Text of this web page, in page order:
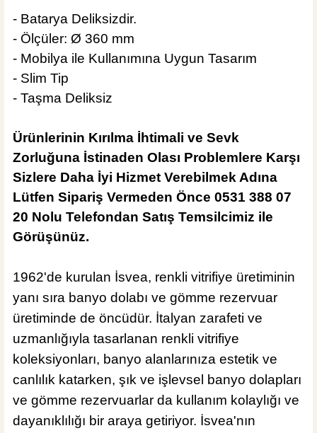
Creavit Banyo
Creavit Sharp Mat Siyah Çanak Lavabo Bataryası
6.831,00 TL
Sepete Ekle
KARGO BEDAVA
Hansgrohe
Hansgrohe Focus 230 Yüksek Lavabo Bataryası
20.000,40 TL %40
12.000,24 TL
Sepete Ekle
ÜRÜN TÜKENDİ
KARGO BEDAVA
Creavit Banyo
Creavit Sharp Krom Çanak Lavabo Bataryası SR6500
- Batarya Deliksizdir.
- Ölçüler: Ø 360 mm
- Mobilya ile Kullanımına Uygun Tasarım
- Slim Tip
- Taşma Deliksiz
Ürünlerinin Kırılma İhtimali ve Sevk
Zorluğuna İstinaden Olası Problemlere Karşı
Sizlere Daha İyi Hizmet Verebilmek Adına
Lütfen Sipariş Vermeden Önce 0531 388 07
20 Nolu Telefondan Satış Temsilcimiz ile
Görüşünüz.
1962'de kurulan İsvea, renkli vitrifiye üretiminin
yanı sıra banyo dolabı ve gömme rezervuar
üretiminde de öncüdür. İtalyan zarafeti ve
uzmanlığıyla tasarlanan renkli vitrifiye
koleksiyonları, banyo alanlarınıza estetik ve
canlılık katarken, şık ve işlevsel banyo dolapları
ve gömme rezervuarlar da kullanım kolaylığı ve
dayanıklılığı bir araya getiriyor. İsvea'nın